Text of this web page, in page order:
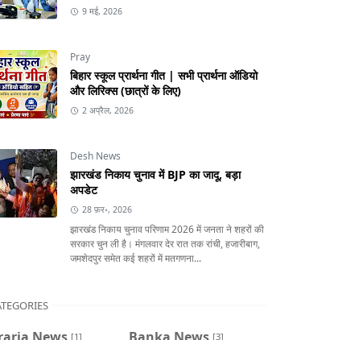
9 मई, 2026
Pray
बिहार स्कूल प्रार्थना गीत | सभी प्रार्थना ऑडियो
और लिरिक्स (छात्रों के लिए)
2 अप्रैल, 2026
Desh News
झारखंड निकाय चुनाव में BJP का जादू, बड़ा
अपडेट
28 फ़र॰, 2026
झारखंड निकाय चुनाव परिणाम 2026 में जनता ने शहरों की
सरकार चुन ली है। मंगलवार देर रात तक रांची, हजारीबाग,
जमशेदपुर समेत कई शहरों में मतगणना...
[1] [3]